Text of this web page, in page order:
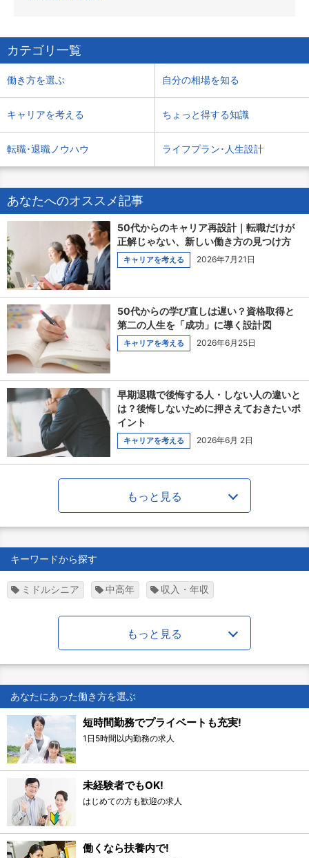
カテゴリ一覧
働き方を選ぶ 自分の相場を知る
キャリアを考える ちょっと得する知識
転職･退職ノウハウ ライフプラン･人生設計
あなたへのオススメ記事
50代からのキャリア再設計｜転職だけが
正解じゃない、新しい働き方の見つけ方
キャリアを考える 2026年7月21日
50代からの学び直しは遅い？資格取得と
第二の人生を「成功」に導く設計図
キャリアを考える 2026年6月25日
早期退職で後悔する人・しない人の違いと
は？後悔しないために押さえておきたいポ
イント
キャリアを考える 2026年6月 2日
もっと見る
キーワードから探す
ミドルシニア 中高年 収入・年収
もっと見る
あなたにあった働き方を選ぶ
短時間勤務でプライベートも充実!
1日5時間以内勤務の求人
未経験者でもOK!
はじめての方も歓迎の求人
働くなら扶養内で!